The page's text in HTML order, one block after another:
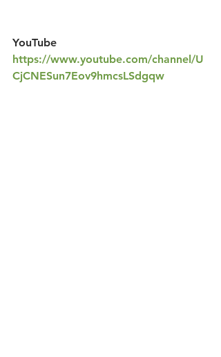
YouTube
https://www.youtube.com/channel/U
CjCNESun7Eov9hmcsLSdgqw